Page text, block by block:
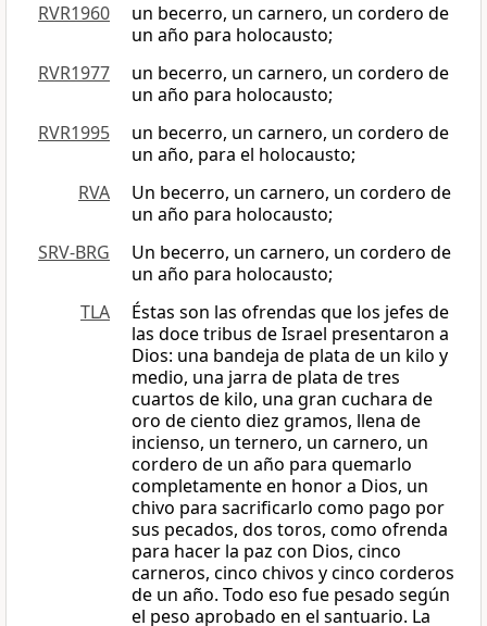
RVR1960
un becerro, un carnero, un cordero de
un año para holocausto;
RVR1977
un becerro, un carnero, un cordero de
un año para holocausto;
RVR1995
un becerro, un carnero, un cordero de
un año, para el holocausto;
RVA
Un becerro, un carnero, un cordero de
un año para holocausto;
SRV-BRG
Un becerro, un carnero, un cordero de
un año para holocausto;
TLA
Éstas son las ofrendas que los jefes de
las doce tribus de Israel presentaron a
Dios: una bandeja de plata de un kilo y
medio, una jarra de plata de tres
cuartos de kilo, una gran cuchara de
oro de ciento diez gramos, llena de
incienso, un ternero, un carnero, un
cordero de un año para quemarlo
completamente en honor a Dios, un
chivo para sacrificarlo como pago por
sus pecados, dos toros, como ofrenda
para hacer la paz con Dios, cinco
carneros, cinco chivos y cinco corderos
de un año. Todo eso fue pesado según
el peso aprobado en el santuario. La